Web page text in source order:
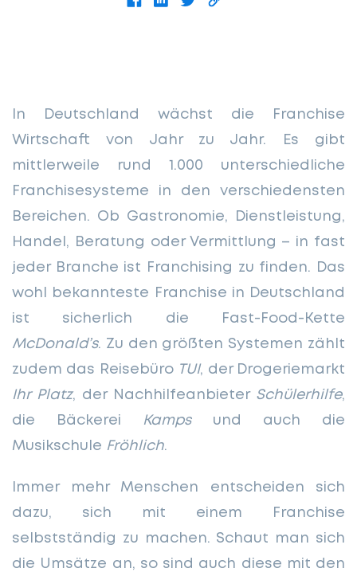
In Deutschland wächst die Franchise
Wirtschaft von Jahr zu Jahr. Es gibt
mittlerweile rund 1.000 unterschiedliche
Franchisesysteme in den verschiedensten
Bereichen. Ob Gastronomie, Dienstleistung,
Handel, Beratung oder Vermittlung – in fast
jeder Branche ist Franchising zu finden. Das
wohl bekannteste Franchise in Deutschland
ist sicherlich die Fast-Food-Kette
McDonald’s. Zu den größten Systemen zählt
zudem das Reisebüro TUI, der Drogeriemarkt
Ihr Platz, der Nachhilfeanbieter Schülerhilfe,
die Bäckerei
Kampsund auch die
Musikschule Fröhlich.
Immer mehr Menschen entscheiden sich
dazu, sich mit einem Franchise
selbstständig zu machen. Schaut man sich
die Umsätze an, so sind auch diese mit den